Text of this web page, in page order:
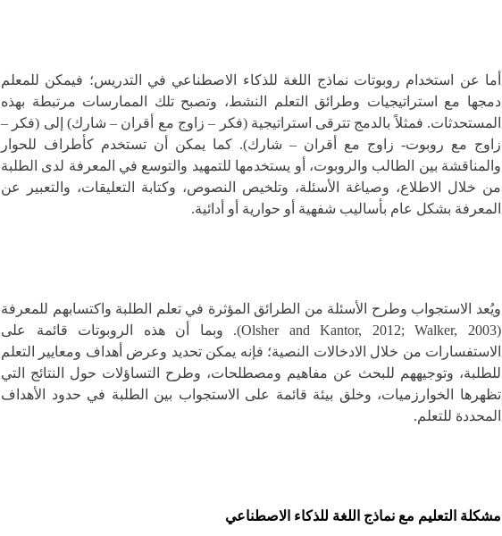
أما عن استخدام روبوتات نماذج اللغة للذكاء الاصطناعي في التدريس؛ فيمكن للمعلم
دمجها مع استراتيجيات وطرائق التعلم النشط، وتصبح تلك الممارسات مرتبطة بهذه
المستحدثات. فمثلاً بالدمج تترقى استراتيجية (فكر – زاوج مع أقران – شارك) إلى (فكر –
زاوج مع روبوت- زاوج مع أقران – شارك). كما يمكن أن تستخدم كأطراف للحوار
والمناقشة بين الطالب والروبوت، أو يستخدمها للتمهيد والتوسع في المعرفة لدى الطلبة
من خلال الاطلاع، وصياغة الأسئلة، وتلخيص النصوص، وكتابة التعليقات، والتعبير عن
المعرفة بشكل عام بأساليب شفهية أو حوارية أو أدائية.
ويُعد الاستجواب وطرح الأسئلة من الطرائق المؤثرة في تعلم الطلبة واكتسابهم للمعرفة
(Olsher and Kantor, 2012; Walker, 2003). وبما أن هذه الروبوتات قائمة على
الاستفسارات من خلال الادخالات النصية؛ فإنه يمكن تحديد وعرض أهداف ومعايير التعلم
للطلبة، وتوجيههم للبحث عن مفاهيم ومصطلحات، وطرح التساؤلات حول النتائج التي
تظهرها الخوارزميات، وخلق بيئة قائمة على الاستجواب بين الطلبة في حدود الأهداف
المحددة للتعلم.
مشكلة التعليم مع نماذج اللغة للذكاء الاصطناعي